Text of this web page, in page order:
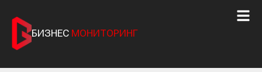
БИЗНЕС МОНИТОРИНГ